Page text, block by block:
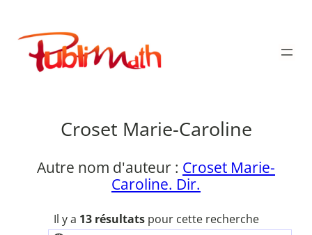
contenu
Publimath
Croset Marie-Caroline
Autre nom d'auteur : Croset Marie-
Caroline. Dir.
Il y a 13 résultatspour cette recherche